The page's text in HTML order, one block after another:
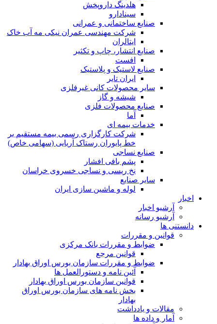
هلدینگ داروپخش
سینادارو
صنایع ساختمانی و عمرانی
شرکت مهندسی عمران نیکی مه آب خاک
ایتالران
صنایع انتشار، چاپ و تکثير
افست
صنایع لاستیک و پلاستیک
ایران تایر
ساير محصولات كانی غيرفلزی
شیشه و گاز
صنایع محصولات فلزی
آما
خدمات بیمه ای
شرکت کارگزاری رسمی بیمه مستقیم بر
خط پایوران رستاک آریایی (سهامی خاص)
صنایع نساجی
پشم بافی افشار
نخ ریسی و نساجی خسروی خراسان
سایر صنایع
لوله و ماشین سازی ایران
اخبار
آرشیو اخبار
آرشیو رسانه
دانستنی ها
قوانین و مقررات
ضوابط و مقررات بانک مرکزی
قوانين مرجع
ضوابط و مقررات سازمان بورس اوراق بهادار
آئین نامه و دستورالعمل ها
قوانین سازمان بورس اوراق بهادار
بخش نامه های سازمان بورس اوراق
بهادار
مقالات و یادداشت
آمار و داده ها